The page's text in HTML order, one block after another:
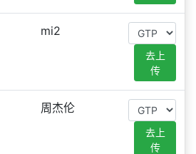
mi2
去上
传
周杰伦
去上
传